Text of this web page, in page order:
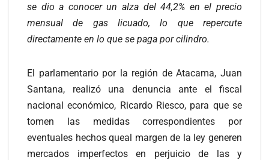
se dio a conocer un alza del 44,2% en el precio
mensual de gas licuado, lo que repercute
directamente en lo que se paga por cilindro.
El parlamentario por la región de Atacama, Juan
Santana, realizó una denuncia ante el fiscal
nacional económico, Ricardo Riesco, para que se
tomen las medidas correspondientes por
eventuales hechos queal margen de la ley generen
mercados imperfectos en perjuicio de las y